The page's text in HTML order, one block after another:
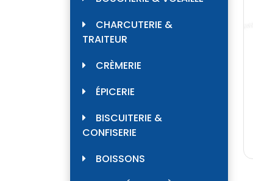
CHARCUTERIE &
TRAITEUR
CRÈMERIE
ÉPICERIE
BISCUITERIE &
CONFISERIE
BOISSONS